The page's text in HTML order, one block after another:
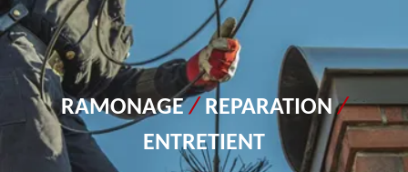
RAMONAGE/ REPARATION/
ENTRETIENT